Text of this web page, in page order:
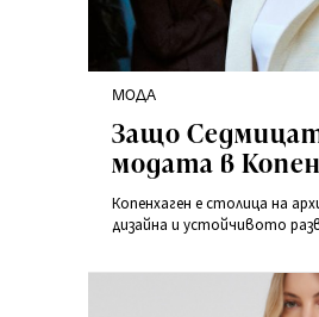
МОДА
Защо
модата в
толкова
Копенхаген е столица на
дизайна и устойчивото
столица на света.